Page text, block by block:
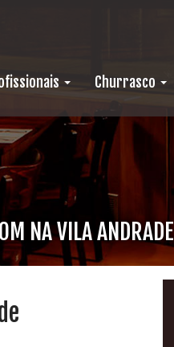
Churrasco
NA VILA ANDRADE